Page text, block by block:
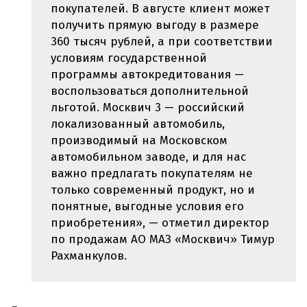
покупателей. В августе клиент может
получить прямую выгоду в размере
360 тысяч рублей, а при соответствии
условиям государственной
программы автокредитования —
воспользоваться дополнительной
льготой. Москвич 3 — российский
локализованный автомобиль,
производимый на Московском
автомобильном заводе, и для нас
важно предлагать покупателям не
только современный продукт, но и
понятные, выгодные условия его
приобретения», — отметил директор
по продажам АО МАЗ «Москвич» Тимур
Рахманкулов.